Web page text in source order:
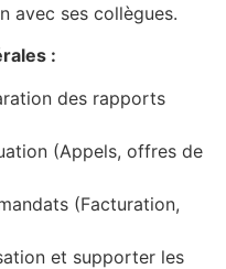
avec ses collègues.
:
des rapports
(Appels, offres de
(Facturation,
et supporter les